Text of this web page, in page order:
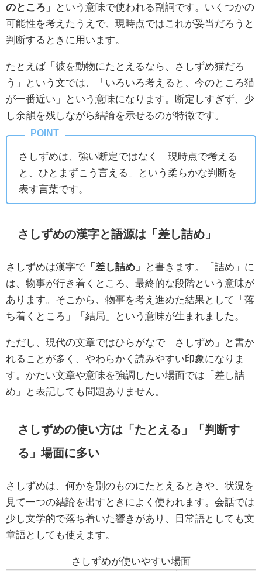
のところ」
という意味で使われる副詞です。いくつかの
可能性を考えたうえで、現時点ではこれが妥当だろうと
判断するときに用います。
たとえば「彼を動物にたとえるなら、さしずめ猫だろ
う」という文では、「いろいろ考えると、今のところ猫
が一番近い」という意味になります。断定しすぎず、少
し余韻を残しながら結論を示せるのが特徴です。
さしずめは、強い断定ではなく「現時点で考える
と、ひとまずこう言える」という柔らかな判断を
表す言葉です。
さしずめの漢字と語源は「差し詰め」
さしずめは漢字で 「差し詰め」
と書きます。「詰め」に
は、物事が行き着くところ、最終的な段階という意味が
あります。そこから、物事を考え進めた結果として「落
ち着くところ」「結局」という意味が生まれました。
ただし、現代の文章ではひらがなで「さしずめ」と書か
れることが多く、やわらかく読みやすい印象になりま
す。かたい文章や意味を強調したい場面では「差し詰
め」と表記しても問題ありません。
さしずめの使い方は「たとえる」「判断す
る」場面に多い
さしずめは、何かを別のものにたとえるときや、状況を
見て一つの結論を出すときによく使われます。会話では
少し文学的で落ち着いた響きがあり、日常語としても文
章語としても使えます。
さしずめが使いやすい場面